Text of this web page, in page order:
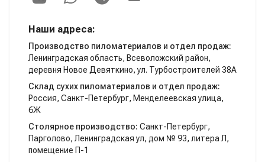
Наши адреса:
Производство пиломатериалов и отдел продаж:
Ленинградская область, Всеволожский район,
деревня Новое Девяткино, ул. Турбостроителей 38А
Склад сухих пиломатериалов и отдел продаж:
Россия, Санкт-Петербург, Менделеевская улица,
6Ж
Столярное производство: Санкт-Петербург,
Парголово, Ленинградская ул, дом № 93, литера Л,
помещение П-1